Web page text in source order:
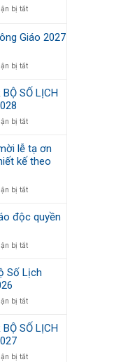
bị tắtở
CoupDeGrace
Giáo 2027
bị tắtở
Số
Lịch
Giáo
(File
Vector)
BỘ SỐ LỊCH
bị tắtở
BỘ
SỐ
ÂM
lễ tạ ơn
kế theo
bị tắtở
thiệp
lễ
ơn
sang
thiết
theo
yêu
độc quyền
bị tắtở
Công
Giáo
quyền
Số Lịch
bị tắtở
Vector
Bộ
Lịch
BỘ SỐ LỊCH
bị tắtở